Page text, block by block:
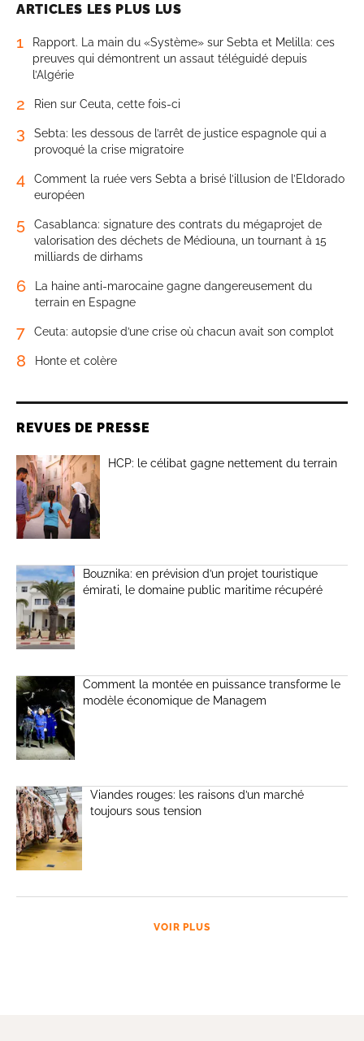
ARTICLES LES PLUS LUS
1
Rapport. La main du «Système» sur Sebta et Melilla: ces
preuves qui démontrent un assaut téléguidé depuis
l’Algérie
2 Rien sur Ceuta, cette fois-ci
3
Sebta: les dessous de l’arrêt de justice espagnole qui a
provoqué la crise migratoire
4
Comment la ruée vers Sebta a brisé l’illusion de l’Eldorado
européen
5
Casablanca: signature des contrats du mégaprojet de
valorisation des déchets de Médiouna, un tournant à 15
milliards de dirhams
6
La haine anti-marocaine gagne dangereusement du
terrain en Espagne
7 Ceuta: autopsie d’une crise où chacun avait son complot
8 Honte et colère
REVUES DE PRESSE
HCP: le célibat gagne nettement du terrain
Bouznika: en prévision d’un projet touristique
émirati, le domaine public maritime récupéré
Comment la montée en puissance transforme le
modèle économique de Managem
Viandes rouges: les raisons d’un marché
toujours sous tension
VOIR PLUS